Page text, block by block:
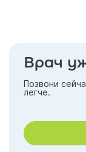
Врач
Позвони
легче.